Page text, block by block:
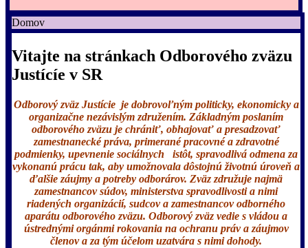
Domov
Vitajte na stránkach Odborového zväzu
Justícíe v SR
Odborový zväz Justície je dobrovoľným politicky, ekonomicky a
organizačne nezávislým združením. Základným poslaním
odborového zväzu je chrániť, obhajovať a presadzovať
zamestnanecké práva, primerané pracovné a zdravotné
podmienky, upevnenie sociálnych istôt, spravodlivá odmena za
vykonanú prácu tak, aby umožnovala dôstojnú životnú úroveň a
ďalšie záujmy a potreby odborárov. Zväz združuje najmä
zamestnancov súdov, ministerstva spravodlivosti a nimi
riadených organizácií, sudcov a zamestnancov odborného
aparátu odborového zväzu. Odborový zväz vedie s vládou a
ústrednými orgánmi rokovania na ochranu práv a záujmov
členov a za tým účelom uzatvára s nimi dohody.